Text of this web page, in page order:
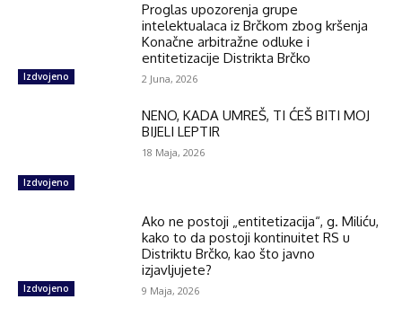
Izdvojeno
Proglas upozorenja grupe
intelektualaca iz Brčkom zbog kršenja
Konačne arbitražne odluke i
entitetizacije Distrikta Brčko
2 Juna, 2026
Izdvojeno
NENO, KADA UMREŠ, TI ĆEŠ BITI MOJ
BIJELI LEPTIR
18 Maja, 2026
Izdvojeno
Ako ne postoji „entitetizacija“, g. Miliću,
kako to da postoji kontinuitet RS u
Distriktu Brčko, kao što javno
izjavljujete?
9 Maja, 2026